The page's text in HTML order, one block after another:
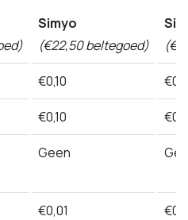
Simyo
(€22,50 beltegoed)
€0,10
€0,10
Geen
€0,01